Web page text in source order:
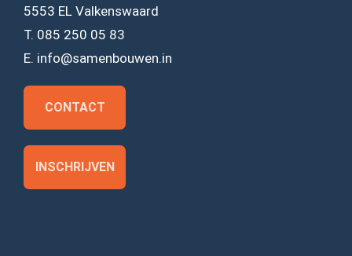
5553 EL Valkenswaard
T. 085 250 05 83
E. info@samenbouwen.in
CONTACT
INSCHRIJVEN